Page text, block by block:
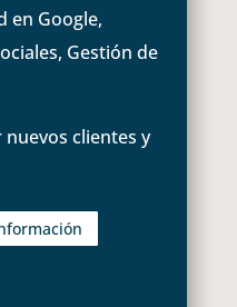
en Google,
Gestión de
clientes y